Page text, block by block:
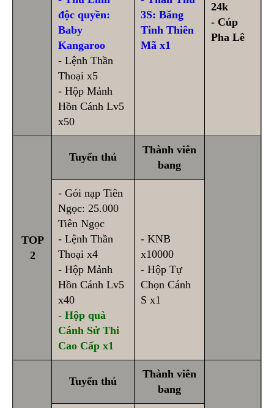
độc quyền:
Baby
Kangaroo
- Lệnh Thần
Thoại x5
- Hộp Mảnh
Hồn Cánh Lv5
x50
3S: Băng
Tinh Thiên
Mã x1
24k
- Cúp
Pha Lê
TOP
2
Tuyển thủ
Thành viên
bang
- Gói nạp Tiên
Ngọc: 25.000
Tiên Ngọc
- Lệnh Thần
Thoại x4
- Hộp Mảnh
Hồn Cánh Lv5
x40
- Hộp quà
Cánh Sử Thi
Cao Cấp x1
- KNB
x10000
- Hộp Tự
Chọn Cánh
S x1
Tuyển thủ
Thành viên
bang